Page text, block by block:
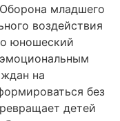
младшего
воздействия
юношеский
на
без
детей